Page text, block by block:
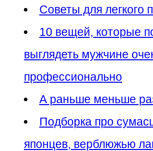
Советы для легкого
10 вещей, которые
выглядеть мужчине
профессионально
А раньше меньше
Подборка про
японцев, верблюжью